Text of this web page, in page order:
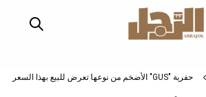
حفرية "GUS" الأضخم من نوعها تعرض للبيع بهذا السعر